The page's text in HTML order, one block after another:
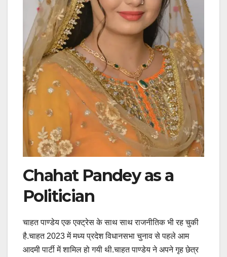
Chahat Pandey as a
Politician
चाहत पाण्डेय एक एक्ट्रेस के साथ साथ राजनीतिक भी रह चुकी
है.चाहत 2023 में मध्य प्रदेश विधानसभा चुनाव से पहले आम
आदमी पार्टी में शामिल हो गयी थी.चाहत पाण्डेय ने अपने गृह छेत्र